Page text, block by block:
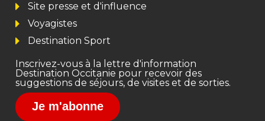
Site presse et d'influence
Voyagistes
Destination Sport
Inscrivez-vous à la lettre d'information
Destination Occitanie pour recevoir des
suggestions de séjours, de visites et de sorties.
Je m'abonne